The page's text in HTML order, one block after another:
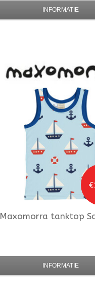
INFORMATIE
Maxomorra tanktop
INFORMATIE